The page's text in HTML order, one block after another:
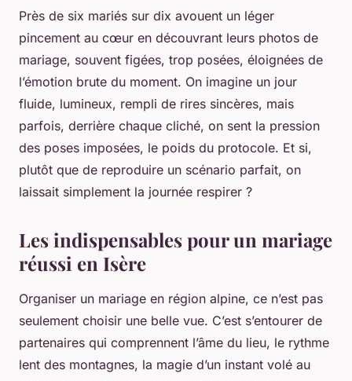
Près de six mariés sur dix avouent un léger
pincement au cœur en découvrant leurs photos de
mariage, souvent figées, trop posées, éloignées de
l’émotion brute du moment. On imagine un jour
fluide, lumineux, rempli de rires sincères, mais
parfois, derrière chaque cliché, on sent la pression
des poses imposées, le poids du protocole. Et si,
plutôt que de reproduire un scénario parfait, on
laissait simplement la journée respirer ?
Les indispensables pour un mariage
réussi en Isère
Organiser un mariage en région alpine, ce n’est pas
seulement choisir une belle vue. C’est s’entourer de
partenaires qui comprennent l’âme du lieu, le rythme
lent des montagnes, la magie d’un instant volé au